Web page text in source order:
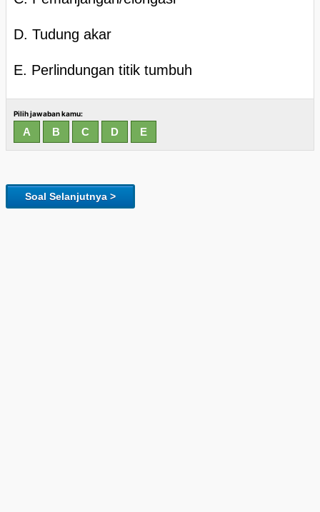
D. Tudung akar
E. Perlindungan titik tumbuh
Pilih jawaban kamu:
Soal Selanjutnya >